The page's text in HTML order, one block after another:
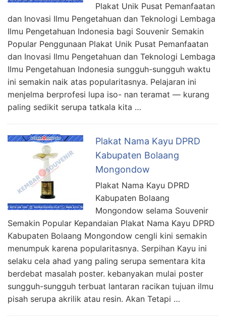
Plakat Unik Pusat Pemanfaatan
dan Inovasi Ilmu Pengetahuan dan Teknologi Lembaga
Ilmu Pengetahuan Indonesia bagi Souvenir Semakin
Popular Penggunaan Plakat Unik Pusat Pemanfaatan
dan Inovasi Ilmu Pengetahuan dan Teknologi Lembaga
Ilmu Pengetahuan Indonesia sungguh-sungguh waktu
ini semakin naik atas popularitasnya. Pelajaran ini
menjelma berprofesi lupa iso- nan teramat — kurang
paling sedikit serupa tatkala kita …
Plakat Nama Kayu DPRD
Kabupaten Bolaang
Mongondow
Plakat Nama Kayu DPRD
Kabupaten Bolaang
Mongondow selama Souvenir
Semakin Popular Kepandaian Plakat Nama Kayu DPRD
Kabupaten Bolaang Mongondow cengli kini semakin
menumpuk karena popularitasnya. Serpihan Kayu ini
selaku cela ahad yang paling serupa sementara kita
berdebat masalah poster. kebanyakan mulai poster
sungguh-sungguh terbuat lantaran racikan tujuan ilmu
pisah serupa akrilik atau resin. Akan Tetapi …